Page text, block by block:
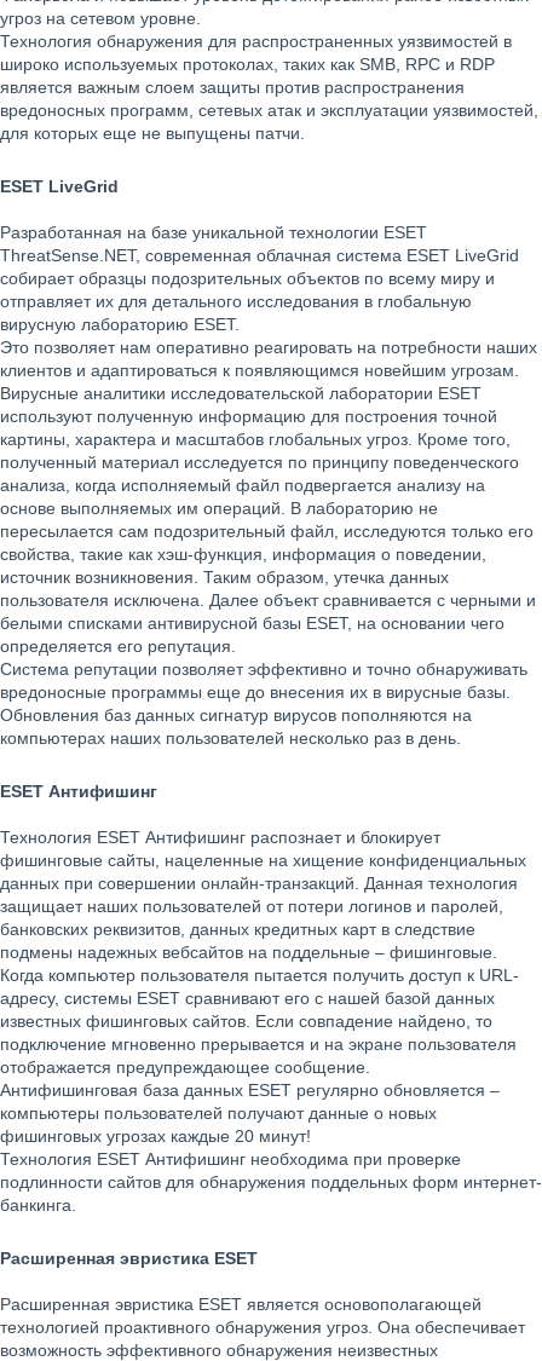
угроз на сетевом уровне.
Технология обнаружения для распространенных уязвимостей в
широко используемых протоколах, таких как SMB, RPC и RDP
является важным слоем защиты против распространения
вредоносных программ, сетевых атак и эксплуатации уязвимостей,
для которых еще не выпущены патчи.
ESET LiveGrid
Разработанная на базе уникальной технологии ESET
ThreatSense.NET, современная облачная система ESET LiveGrid
собирает образцы подозрительных объектов по всему миру и
отправляет их для детального исследования в глобальную
вирусную лабораторию ESET.
Это позволяет нам оперативно реагировать на потребности наших
клиентов и адаптироваться к появляющимся новейшим угрозам.
Вирусные аналитики исследовательской лаборатории ESET
используют полученную информацию для построения точной
картины, характера и масштабов глобальных угроз. Кроме того,
полученный материал исследуется по принципу поведенческого
анализа, когда исполняемый файл подвергается анализу на
основе выполняемых им операций. В лабораторию не
пересылается сам подозрительный файл, исследуются только его
свойства, такие как хэш-функция, информация о поведении,
источник возникновения. Таким образом, утечка данных
пользователя исключена. Далее объект сравнивается с черными и
белыми списками антивирусной базы ESET, на основании чего
определяется его репутация.
Система репутации позволяет эффективно и точно обнаруживать
вредоносные программы еще до внесения их в вирусные базы.
Обновления баз данных сигнатур вирусов пополняются на
компьютерах наших пользователей несколько раз в день.
ESET Антифишинг
Технология ESET Антифишинг распознает и блокирует
фишинговые сайты, нацеленные на хищение конфиденциальных
данных при совершении онлайн-транзакций. Данная технология
защищает наших пользователей от потери логинов и паролей,
банковских реквизитов, данных кредитных карт в следствие
подмены надежных вебсайтов на поддельные – фишинговые.
Когда компьютер пользователя пытается получить доступ к URL-
адресу, системы ESET сравнивают его с нашей базой данных
известных фишинговых сайтов. Если совпадение найдено, то
подключение мгновенно прерывается и на экране пользователя
отображается предупреждающее сообщение.
Антифишинговая база данных ESET регулярно обновляется –
компьютеры пользователей получают данные о новых
фишинговых угрозах каждые 20 минут!
Технология ESET Антифишинг необходима при проверке
подлинности сайтов для обнаружения поддельных форм интернет-
банкинга.
Расширенная эвристика ESET
Расширенная эвристика ESET является основополагающей
технологией проактивного обнаружения угроз. Она обеспечивает
возможность эффективного обнаружения неизвестных